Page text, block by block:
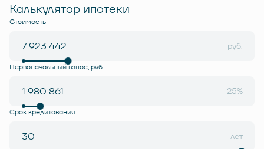
Калькулятор ипотеки
Стоимость
руб.
Первоначальный взнос, руб.
25%
Срок кредитования
лет